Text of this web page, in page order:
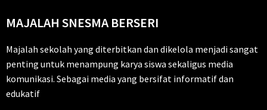
MAJALAH SNESMA BERSERI
Majalah sekolah yang diterbitkan dan dikelola menjadi sangat
penting untuk menampung karya siswa sekaligus media
komunikasi. Sebagai media yang bersifat informatif dan
edukatif